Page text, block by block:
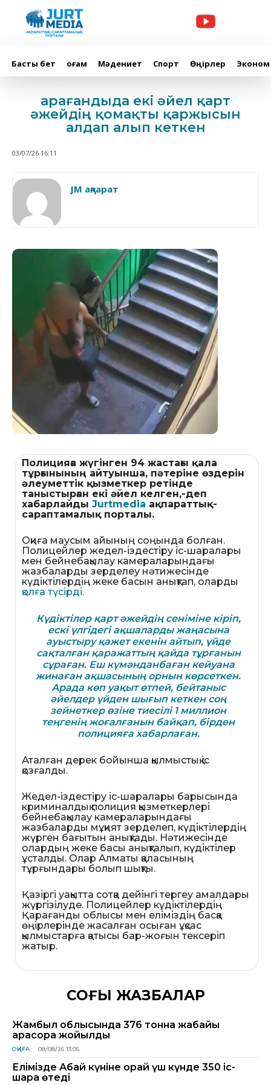
Басты бет Қоғам Мәдениет Спорт Өңірлер
Қарағандыда екі әйел қарт
әжейдің қомақты қаржысын
алдап алып кеткен
03/07/26 16:11
JM ақпарат
Полицияға жүгінген 94 жастағы қала
тұрғынының айтуынша, пәтеріне өздерін
әлеуметтік қызметкер ретінде
таныстырған екі әйел келген,-деп
хабарлайды Jurtmedia ақпараттық-
сараптамалық порталы.
Оқиға маусым айының соңында болған.
Полицейлер жедел-іздестіру іс-шаралары
мен бейнебақылау камераларындағы
жазбаларды зерделеу нәтижесінде
күдіктілердің жеке басын анықтап, оларды
қолға түсірді.
Күдіктілер қарт әжейдің сеніміне кіріп,
ескі үлгідегі ақшаларды жаңасына
ауыстыру қажет екенін айтып, үйде
сақталған қаражаттың қайда тұрғанын
сұраған. Еш күмәнданбаған кейуана
жинаған ақшасының орнын көрсеткен.
Арада көп уақыт өтпей, бейтаныс
әйелдер үйден шығып кеткен соң
зейнеткер өзіне тиесілі 1 миллион
теңгенің жоғалғанын байқап, бірден
полицияға хабарлаған.
Аталған дерек бойынша қылмыстық іс
қозғалды.
Жедел-іздестіру іс-шаралары барысында
криминалдық полиция қызметкерлері
бейнебақылау камераларындағы
жазбаларды мұқият зерделеп, күдіктілердің
жүрген бағытын анықтады. Нәтижесінде
олардың жеке басы анықталып, күдіктілер
ұсталды. Олар Алматы қаласының
тұрғындары болып шықты.
Қазіргі уақытта сотқа дейінгі тергеу амалдары
жүргізілуде. Полицейлер күдіктілердің
Қарағанды облысы мен еліміздің басқа
өңірлерінде жасалған осыған ұқсас
қылмыстарға қатысы бар-жоғын тексеріп
жатыр.
СОҢҒЫ ЖАЗБАЛАР
Жамбыл облысында 376 тонна жабайы
қарасора жойылды
ОҚИҒА 08/08/26 13:05
Елімізде Абай күніне орай үш күнде 350 іс-
шара өтеді